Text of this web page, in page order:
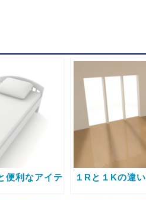
便利なアイテ
１Rと１Kの違